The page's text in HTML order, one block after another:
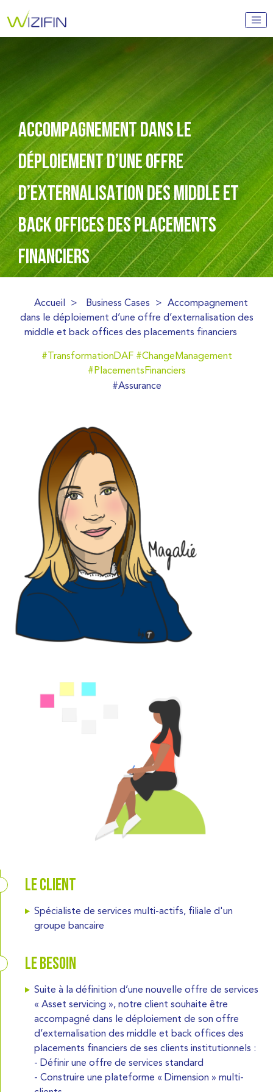
ACCOMPAGNEMENT DANS LE
DÉPLOIEMENT D’UNE OFFRE
D’EXTERNALISATION DES MIDDLE ET
BACK OFFICES DES PLACEMENTS
FINANCIERS
Accueil > Business Cases > Accompagnement
dans le déploiement d’une offre d’externalisation des
middle et back offices des placements financiers
#TransformationDAF #ChangeManagement
#PlacementsFinanciers
#Assurance
Le client
Spécialiste de services multi-actifs, filiale d'un
groupe bancaire
Le besoin
Suite à la définition d’une nouvelle offre de services
« Asset servicing », notre client souhaite être
accompagné dans le déploiement de son offre
d’externalisation des middle et back offices des
placements financiers de ses clients institutionnels :
- Définir une offre de services standard
- Construire une plateforme « Dimension » multi-